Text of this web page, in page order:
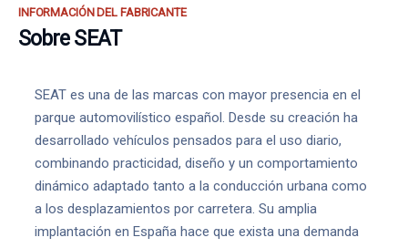
INFORMACIÓN DEL FABRICANTE
Sobre SEAT
SEAT es una de las marcas con mayor presencia en el
parque automovilístico español. Desde su creación ha
desarrollado vehículos pensados para el uso diario,
combinando practicidad, diseño y un comportamiento
dinámico adaptado tanto a la conducción urbana como
a los desplazamientos por carretera. Su amplia
implantación en España hace que exista una demanda